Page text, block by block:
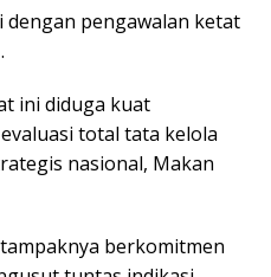
dengan pengawalan ketat
ini diduga kuat
total tata kelola
nasional, Makan
berkomitmen